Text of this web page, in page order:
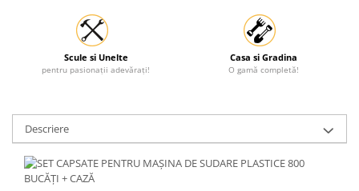
Scule si Unelte
pentru pasionații adevărați!
Casa si Gradina
O gamă completă!
Descriere